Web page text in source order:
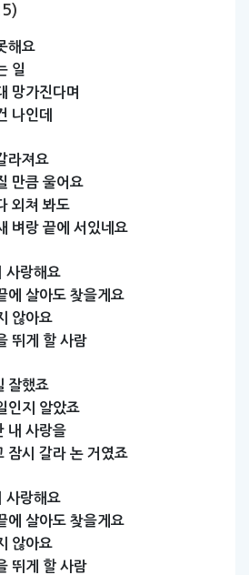
해요
일
망가진다며
나인데
라져요
만큼 울어요
외쳐 봐도
벼랑 끝에 서있네요
사랑해요
에 살아도 찾을게요
않아요
뛰게 할 사람
잘했죠
인지 알았죠
내 사랑을
잠시 갈라 논 거였죠
사랑해요
에 살아도 찾을게요
않아요
뛰게 할 사람